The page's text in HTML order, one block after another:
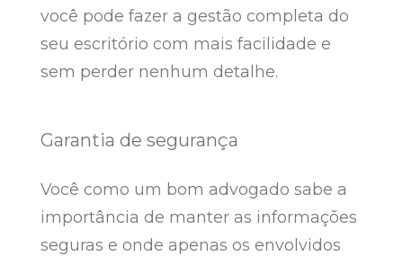
você pode fazer a gestão completa do
seu escritório com mais facilidade e
sem perder nenhum detalhe.
Garantia de segurança
Você como um bom advogado sabe a
importância de manter as informações
seguras e onde apenas os envolvidos